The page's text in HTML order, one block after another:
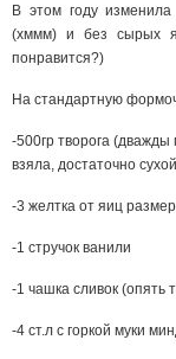
В этом году изменила
(хммм) и без сырых
понравится?)
На стандартную
-500гр творога
взяла, достаточно
-3 желтка от яиц
-1 стручок ванили
-1 чашка сливок (опять
-4 ст.л с горкой муки